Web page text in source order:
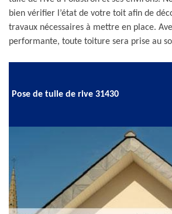
bien vérifier l’état de votre toit afin de
travaux nécessaires à mettre en place.
performante, toute toiture sera prise au
Pose de tuile de rive 31430